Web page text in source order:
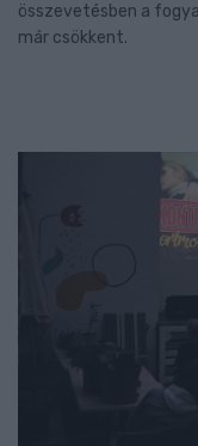
összevetésben a
már csökkent.